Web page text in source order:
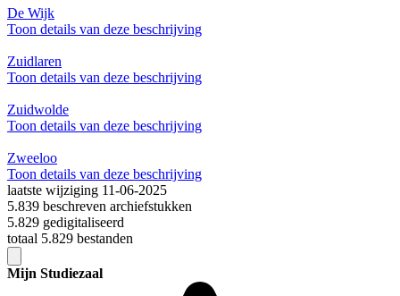
De Wijk
Toon details van deze beschrijving
Zuidlaren
Toon details van deze beschrijving
Zuidwolde
Toon details van deze beschrijving
Zweeloo
Toon details van deze beschrijving
laatste wijziging 11-06-2025
5.839 beschreven archiefstukken
5.829 gedigitaliseerd
totaal 5.829 bestanden
Mijn Studiezaal